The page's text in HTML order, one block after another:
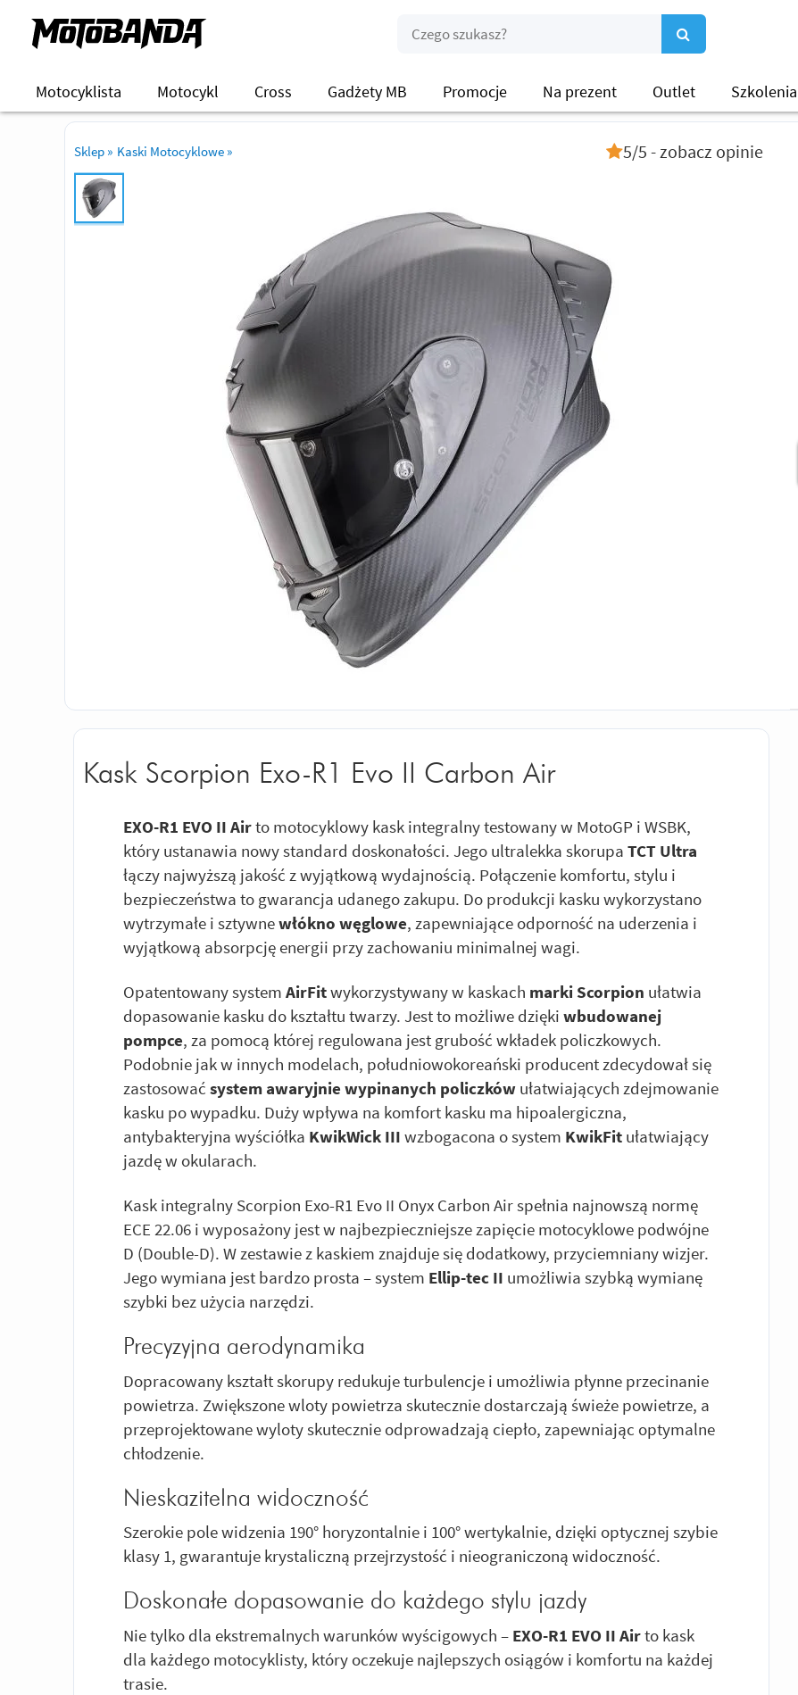
Motocyklista Motocykl Cross Gadżety MB Promocje Na prezent Outlet Szkolenia
Sklep » Kaski Motocyklowe » 5/5 - zobacz opinie
Kask Scorpion Exo-R1 Evo II Carbon Air
EXO-R1 EVO II Airto motocyklowy kask integralny testowany w MotoGP i WSBK,
który ustanawia nowy standard doskonałości. Jego ultralekka skorupa TCT Ultra
łączy najwyższą jakość z wyjątkową wydajnością. Połączenie komfortu, stylu i
bezpieczeństwa to gwarancja udanego zakupu. Do produkcji kasku wykorzystano
wytrzymałe i sztywnewłókno węglowe, zapewniające odporność na uderzenia i
wyjątkową absorpcję energii przy zachowaniu minimalnej wagi.
Opatentowany system AirFitwykorzystywany w kaskach marki Scorpion ułatwia
dopasowanie kasku do kształtu twarzy. Jest to możliwe dzięki wbudowanej
pompce, za pomocą której regulowana jest grubość wkładek policzkowych.
Podobnie jak w innych modelach, południowokoreański producent zdecydował się
zastosować system awaryjnie wypinanych policzków ułatwiających zdejmowanie
kasku po wypadku. Duży wpływa na komfort kasku ma hipoalergiczna,
antybakteryjna wyściółka KwikWick III wzbogacona o system KwikFit ułatwiający
jazdę w okularach.
Kask integralny Scorpion Exo-R1 Evo II Onyx Carbon Air spełnia najnowszą normę
ECE 22.06 i wyposażony jest w najbezpieczniejsze zapięcie motocyklowe podwójne
D (Double-D). W zestawie z kaskiem znajduje się dodatkowy, przyciemniany wizjer.
Jego wymiana jest bardzo prosta – system Ellip-tec II umożliwia szybką wymianę
szybki bez użycia narzędzi.
Precyzyjna aerodynamika
Dopracowany kształt skorupy redukuje turbulencje i umożliwia płynne przecinanie
powietrza. Zwiększone wloty powietrza skutecznie dostarczają świeże powietrze, a
przeprojektowane wyloty skutecznie odprowadzają ciepło, zapewniając optymalne
chłodzenie.
Nieskazitelna widoczność
Szerokie pole widzenia 190° horyzontalnie i 100° wertykalnie, dzięki optycznej szybie
klasy 1, gwarantuje krystaliczną przejrzystość i nieograniczoną widoczność.
Doskonałe dopasowanie do każdego stylu jazdy
Nie tylko dla ekstremalnych warunków wyścigowych – EXO-R1 EVO II Airto kask
dla każdego motocyklisty, który oczekuje najlepszych osiągów i komfortu na każdej
trasie.